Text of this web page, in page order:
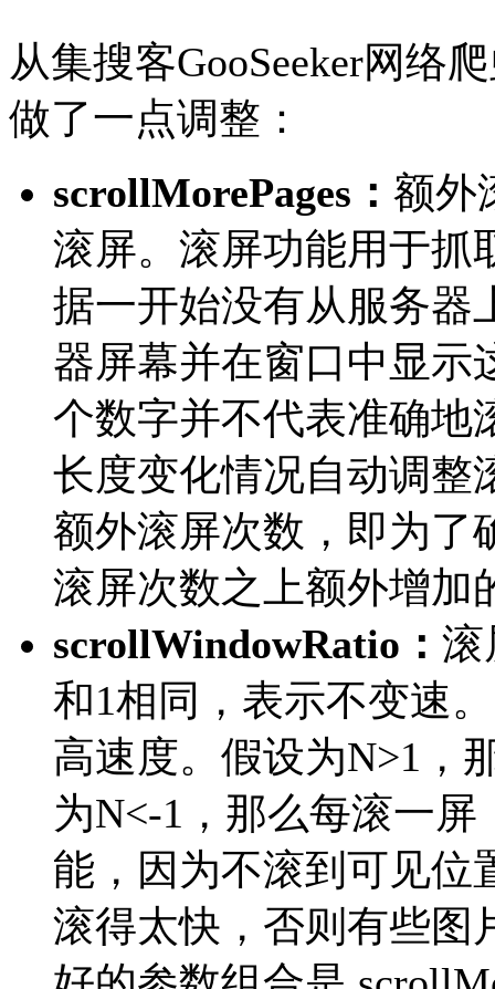
从集搜客GooSeeker网络
做了一点调整：
scrollMorePages： 额外
滚屏。滚屏功能用于抓
据一开始没有从服务器
器屏幕并在窗口中显示
个数字并不代表准确地
长度变化情况自动调整
额外滚屏次数，即为了
滚屏次数之上额外增加
scrollWindowRatio： 滚
和1相同，表示不变速
高速度。假设为N>1，
为N<-1，那么每滚一
能，因为不滚到可见位
滚得太快，否则有些图